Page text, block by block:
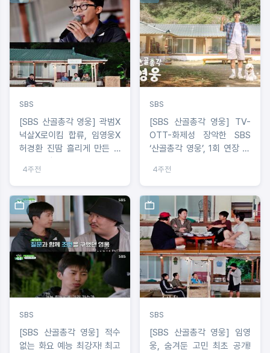
SBS
[SBS 산골총각 영웅] 곽범X
넉살X로이킴 합류, 임영웅X
허경환 진땀 흘리게 만든 'E
4주전
SBS
[SBS 산골총각 영웅] TV-
OTT-화제성 장악한 SBS
‘산골총각 영웅’, 1회 연장 ->
4주전
SBS
[SBS 산골총각 영웅] 적수
없는 화요 예능 최강자! 최고
SBS
[SBS 산골총각 영웅] 임영
웅, 숨겨둔 고민 최초 공개!